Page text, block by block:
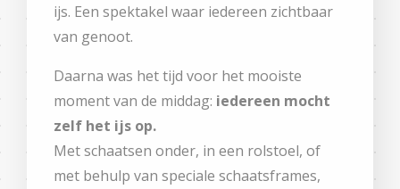
ijs. Een spektakel waar iedereen zichtbaar
van genoot.
Daarna was het tijd voor het mooiste
moment van de middag: iedereen mocht
zelf het ijs op.
Met schaatsen onder, in een rolstoel, of
met behulp van speciale schaatsframes,